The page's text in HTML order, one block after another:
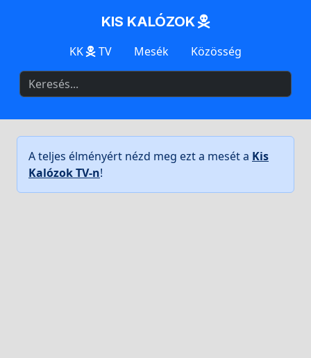
KIS KALÓZOK
KK TV Mesék Közösség
A teljes élményért nézd meg ezt a mesét a Kis
Kalózok TV-n!